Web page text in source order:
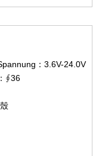
：3.6V-24.0V
∮36